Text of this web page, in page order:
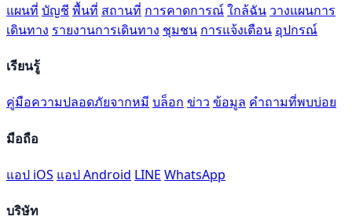
แผนที่ บัญชี พื้นที่ สถานที่ การคาดการณ์ใกล้ฉัน วางแผนการ
เดินทาง รายงานการเดินทาง ชุมชน การแจ้งเตือน อุปกรณ์
เรียนรู้
คู่มือความปลอดภัยจากหมี บล็อก ข่าว ข้อมูล คำถามที่พบบ่อย
มือถือ
แอป iOS แอป Android LINE WhatsApp
บริษัท